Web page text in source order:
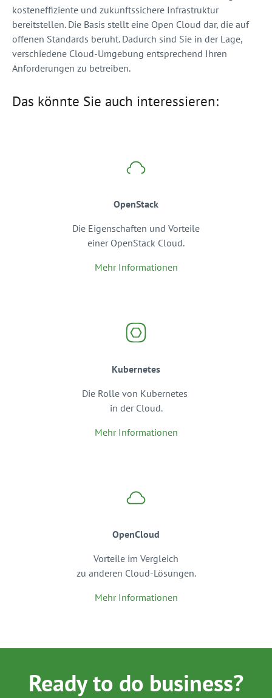
kosteneffiziente und zukunftssichere Infrastruktur
bereitstellen. Die Basis stellt eine Open Cloud dar, die auf
offenen Standards beruht. Dadurch sind Sie in der Lage,
verschiedene Cloud-Umgebung entsprechend Ihren
Anforderungen zu betreiben.
Das könnte Sie auch interessieren:
OpenStack
Die Eigenschaften und Vorteile
einer OpenStack Cloud.
Mehr Informationen
Kubernetes
Die Rolle von Kubernetes
in der Cloud.
Mehr Informationen
OpenCloud
Vorteile im Vergleich
zu anderen Cloud-Lösungen.
Mehr Informationen
Ready to do business?